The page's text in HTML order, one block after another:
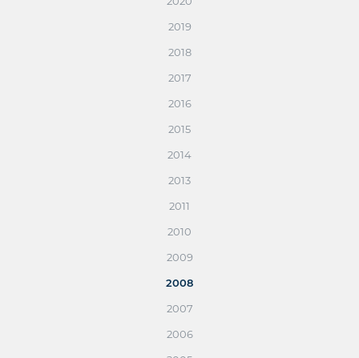
2019
2018
2017
2016
2015
2014
2013
2011
2010
2009
2008
2007
2006